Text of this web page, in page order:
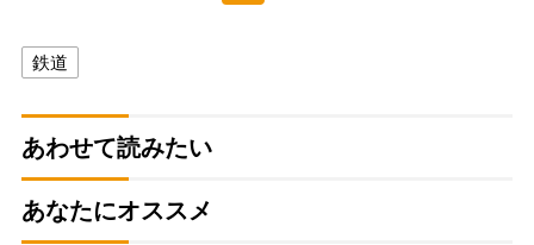
鉄道
あわせて読みたい
あなたにオススメ